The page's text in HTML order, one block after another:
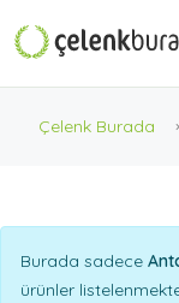
Çelenk Burada
Burada sadece
ürünler